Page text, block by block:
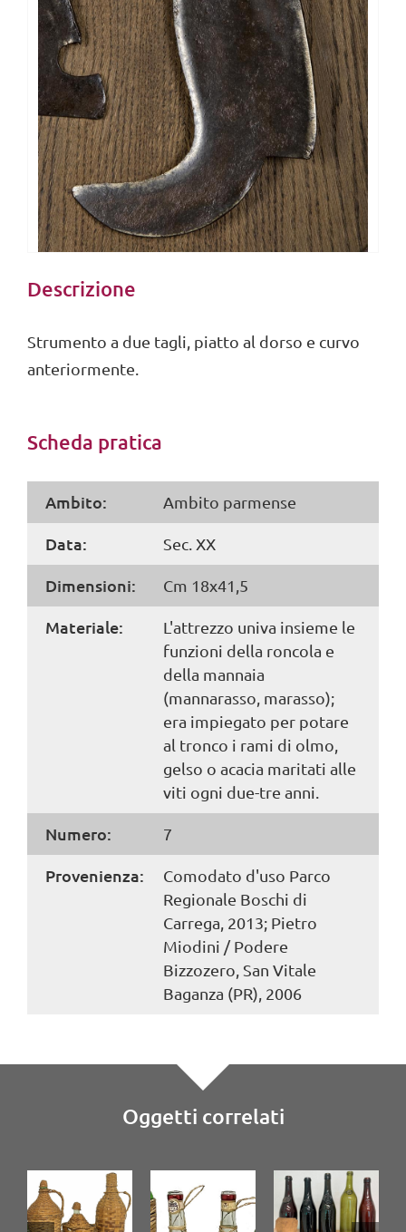
Descrizione
Strumento a due tagli, piatto al dorso e curvo
anteriormente.
Scheda pratica
Ambito: Ambito parmense
Data: Sec. XX
Dimensioni: Cm 18x41,5
Materiale:
L'attrezzo univa insieme le
funzioni della roncola e
della mannaia
(mannarasso, marasso);
era impiegato per potare
al tronco i rami di olmo,
gelso o acacia maritati alle
viti ogni due-tre anni.
Numero: 7
Provenienza:
Comodato d'uso Parco
Regionale Boschi di
Carrega, 2013; Pietro
Miodini / Podere
Bizzozero, San Vitale
Baganza (PR), 2006
Oggetti correlati